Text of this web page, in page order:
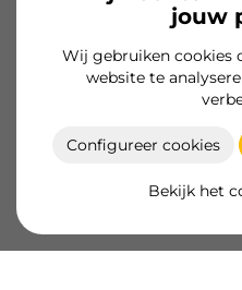
jouw
Wij gebruiken cookies
website te
Configureer cookies
Bekijk het
Klant